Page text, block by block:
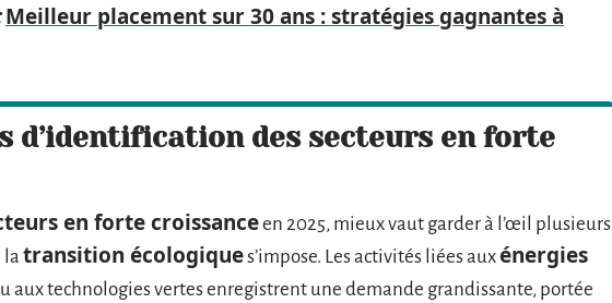
Meilleur placement sur 30 ans : stratégies gagnantes à
d’identification des secteurs en forte
en forte croissanceen 2025, mieux vaut garder à l’œil plusieurs
la transition écologiques’impose. Les activités liées auxénergies
aux technologies vertes enregistrent une demande grandissante, portée